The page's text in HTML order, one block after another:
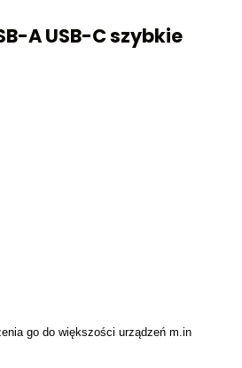
A USB-C szybkie
go do większości urządzeń m.in